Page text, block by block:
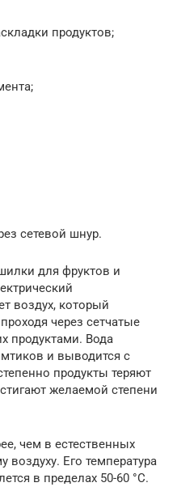
продуктов;
сетевой шнур.
для фруктов и
воздух, который
через сетчатые
продуктами. Вода
и выводится с
продукты теряют
желаемой степени
чем в естественных
воздуху. Его температура
в пределах 50-60 °С.